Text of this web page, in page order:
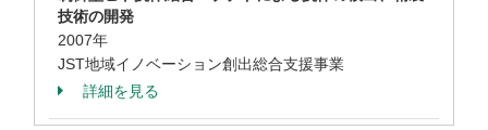
技術の開発
2007年
JST地域イノベーション創出総合支援事業
詳細を見る